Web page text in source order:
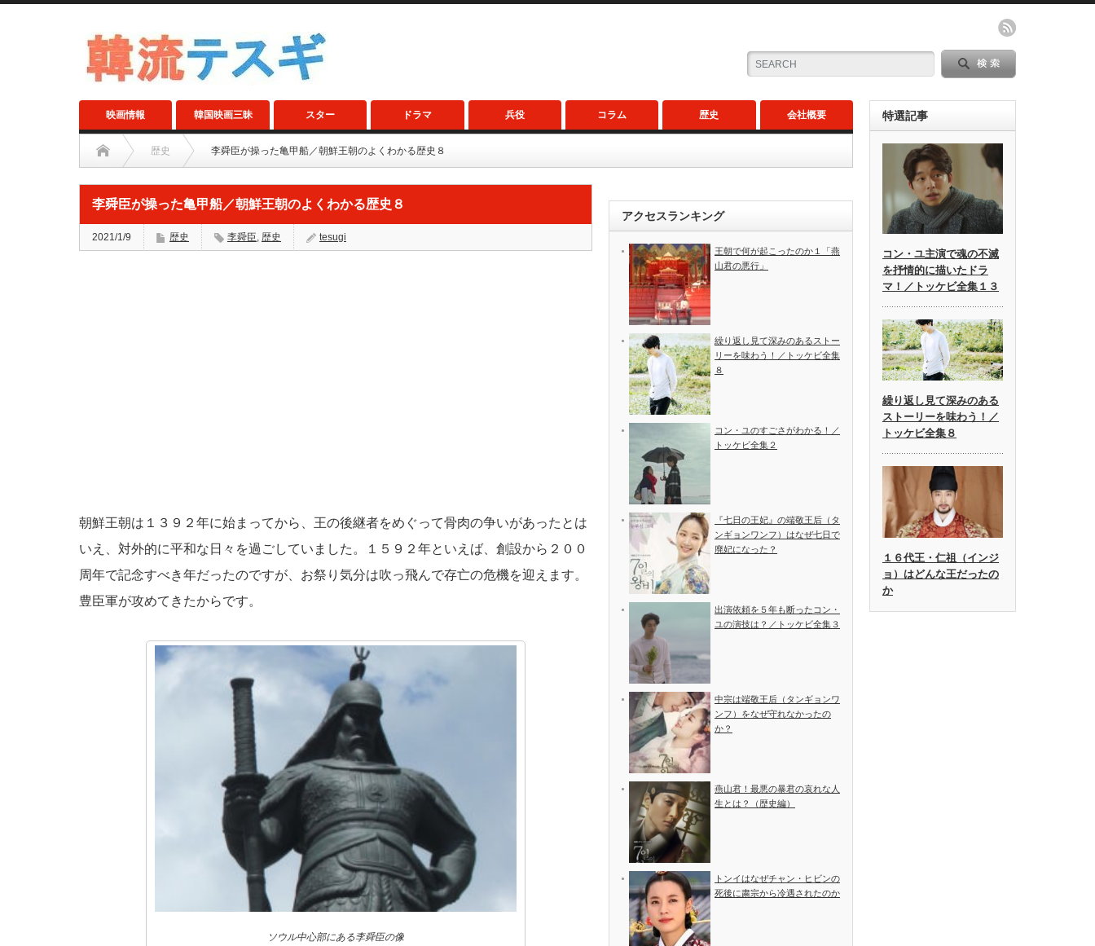
映画情報 韓国映画三昧 スター ドラマ 兵役 コラム 歴史 会社概要
歴史 李舜臣が操った亀甲船／朝鮮王朝のよくわかる歴史８
李舜臣が操った亀甲船／朝鮮王朝のよくわかる歴史８
2021/1/9 歴史 李舜臣, 歴史 tesugi
朝鮮王朝は１３９２年に始まってから、王の後継者をめぐって骨肉の争いがあったとは
いえ、対外的に平和な日々を過ごしていました。１５９２年といえば、創設から２００
周年で記念すべき年だったのですが、お祭り気分は吹っ飛んで存亡の危機を迎えます。
豊臣軍が攻めてきたからです。
ソウル中心部にある李舜臣の像
アクセスランキング
王朝で何が起こったのか１「燕
山君の悪行」
繰り返し見て深みのあるストー
リーを味わう！／トッケビ全集
８
コン・ユのすごさがわかる！／
トッケビ全集２
『七日の王妃』の端敬王后（タ
ンギョンワンフ）はなぜ七日で
廃妃になった？
出演依頼を５年も断ったコン・
ユの演技は？／トッケビ全集３
中宗は端敬王后（タンギョンワ
ンフ）をなぜ守れなかったの
か？
燕山君！最悪の暴君の哀れな人
生とは？（歴史編）
トンイはなぜチャン・ヒビンの
死後に粛宗から冷遇されたのか
特選記事
コン・ユ主演で魂の不滅
を抒情的に描いたドラ
マ！／トッケビ全集１３
繰り返し見て深みのある
ストーリーを味わう！／
トッケビ全集８
１６代王・仁祖（インジ
ョ）はどんな王だったの
か